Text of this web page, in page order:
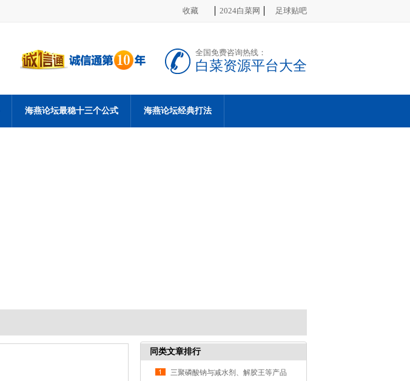
收藏 2024白菜网 足球贴吧
全国免费咨询热线：
白菜资源平台大全
海燕论坛最稳十三个公式 海燕论坛经典打法
同类文章排行
三聚磷酸钠与减水剂、解胶王等产品